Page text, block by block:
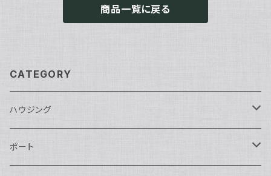
商品一覧に戻る
CATEGORY
ハウジング
Nikon用
ポート